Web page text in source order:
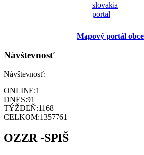
Mapový portál obce
Návštevnosť
Návštevnosť:
ONLINE:1
DNES:91
TÝŽDEŇ:1168
CELKOM:1357761
OZZR -SPIŠ